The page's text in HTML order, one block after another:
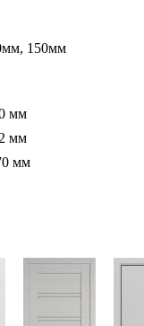
150мм
мм
мм
мм